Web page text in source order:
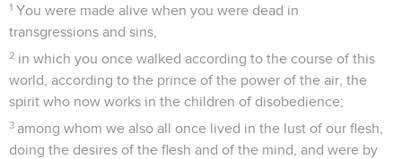
1 You were made alive when you were dead in
transgressions and sins,
2 in which you once walked according to the course of this
world, according to the prince of the power of the air, the
spirit who now works in the children of disobedience;
3 among whom we also all once lived in the lust of our flesh,
doing the desires of the flesh and of the mind, and were by